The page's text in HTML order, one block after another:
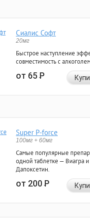
Сиалис Софт
20мг
Быстрое наступление
совместимость с
от 65Р
Super P-force
100мг + 60мг
Самые популярные
одной таблетке — Виагра и
Дапоксетин.
от 200Р